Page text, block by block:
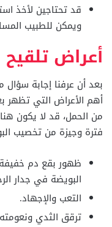
قد تحتاجين لأخذ
ويمكن للطبيب
أعراض
بعد أن عرفنا إجابة
أهم الأعراض التي تظهر
من الحمل، قد لا يكون
فترة وجيزة من تخصيب
ظهور بقع دم
البويضة في جدار
التعب والإجهاد.
ترقق الثدي